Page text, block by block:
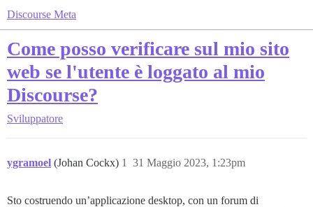
Discourse Meta
Come posso verificare sul mio sito
web se l'utente è loggato al mio
Discourse?
Sviluppatore
ygramoel (Johan Cockx) 31 Maggio 2023, 1:23pm
1
Sto costruendo un’applicazione desktop, con un forum di